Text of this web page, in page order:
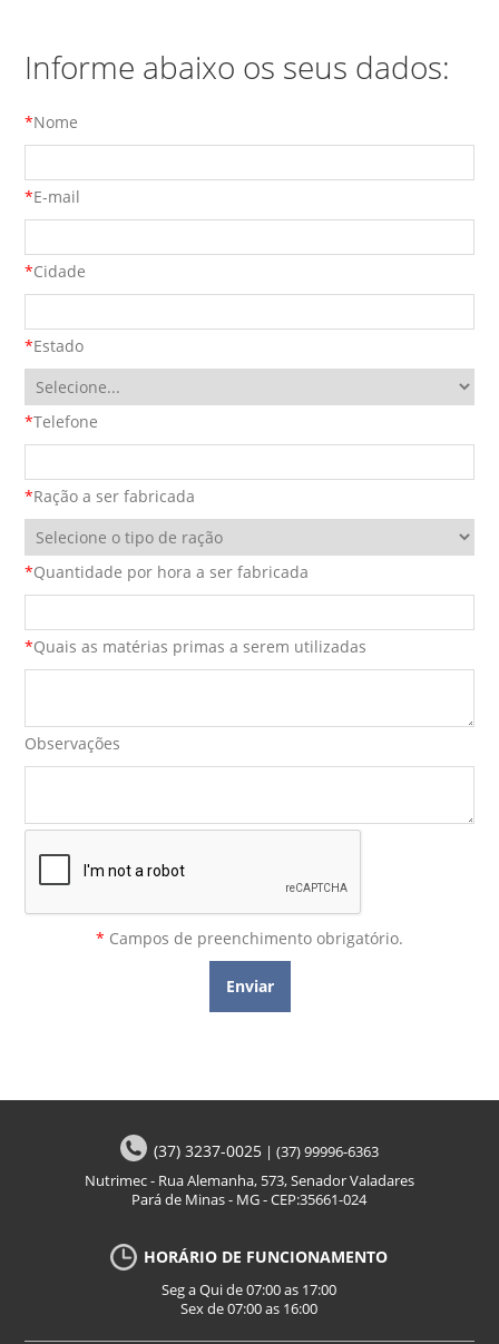
Informe abaixo os seus dados:
*Nome
*E-mail
*Cidade
*Estado
*Telefone
*Ração a ser fabricada
*Quantidade por hora a ser fabricada
*Quais as matérias primas a serem utilizadas
Observações
* Campos de preenchimento obrigatório.
(37) 3237-0025| (37) 99996-6363
Nutrimec - Rua Alemanha, 573, Senador Valadares
Pará de Minas - MG - CEP:35661-024
HORÁRIO DE FUNCIONAMENTO
Seg a Qui de 07:00 as 17:00
Sex de 07:00 as 16:00